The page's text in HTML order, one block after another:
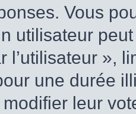
Vous
utilisateur
l’utilisateur »,
une durée
leur